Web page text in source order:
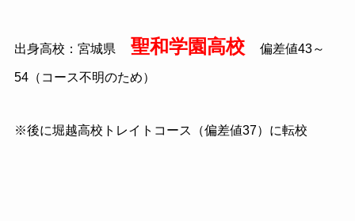
出身高校：宮城県 聖和学園高校 偏差値43～
54（コース不明のため）
※後に堀越高校トレイトコース（偏差値37）に転校